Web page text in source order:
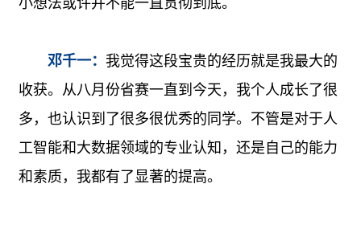
小想法或许并不能一直贯彻到底。
邓千一： 我觉得这段宝贵的经历就是我最大的
收获。从八月份省赛一直到今天，我个人成长了很
多，也认识到了很多很优秀的同学。不管是对于人
工智能和大数据领域的专业认知，还是自己的能力
和素质，我都有了显著的提高。